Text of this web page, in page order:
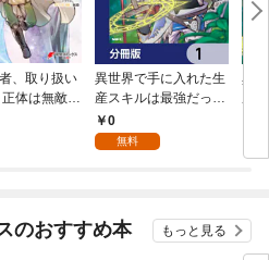
、取り扱い
体は無敵の
統べる異世
異世界で手に入れた生
産スキルは最強だった
ようです。 ～創造＆
器用のWチートで無双
0
無料
異
す
のおすすめ本 もっと見る